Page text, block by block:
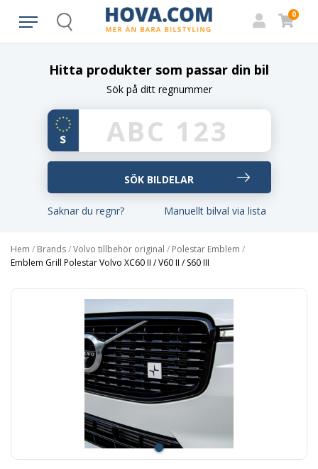
Search
0
Hitta produkter som passar din bil
Sök på ditt regnummer
Saknar du regnr? Manuellt bilval via lista
Hem / Brands/Volvo tillbehör original / Polestar Emblem /
Emblem Grill Polestar Volvo XC60 II / V60 II / S60 III